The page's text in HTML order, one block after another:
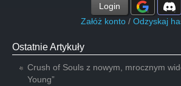
Login
Załóż konto / Odzyskaj
Ostatnie Artykuły
Crush of Souls z nowym, mrocznym
Young”